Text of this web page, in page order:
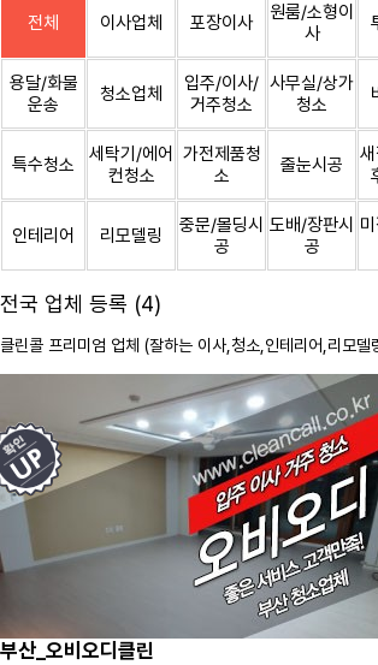
전체 이사업체 포장이사
원룸/소형이
사
용달/화물
운송
청소업체
입주/이사/
거주청소
사무실/상가
청소
특수청소
세탁기/에어
컨청소
가전제품청
소
줄눈시공
인테리어 리모델링
중문/몰딩시
공
도배/장판시
공
전국 업체 등록 (4)
클린콜 프리미엄 업체 (잘하는 이사, 청소 ,인테리어,리모
부산_오비오디클린